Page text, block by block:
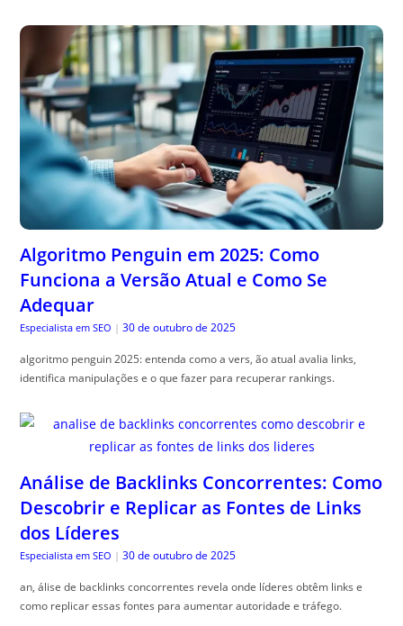
Algoritmo Penguin em 2025: Como
Funciona a Versão Atual e Como Se
Adequar
Especialista em SEO | 30 de outubro de 2025
algoritmo penguin 2025: entenda como a vers, ão atual avalia links,
identifica manipulações e o que fazer para recuperar rankings.
Análise de Backlinks Concorrentes: Como
Descobrir e Replicar as Fontes de Links
dos Líderes
Especialista em SEO | 30 de outubro de 2025
an, álise de backlinks concorrentes revela onde líderes obtêm links e
como replicar essas fontes para aumentar autoridade e tráfego.